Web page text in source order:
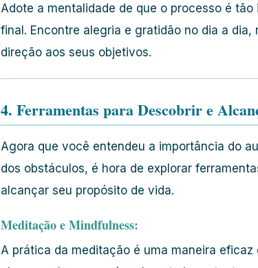
Adote a mentalidade de que o processo é
final. Encontre alegria e gratidão no dia a dia,
direção aos seus objetivos.
4. Ferramentas para Descobrir e
Agora que você entendeu a importância do
dos obstáculos, é hora de explorar
alcançar seu propósito de vida.
Meditação e Mindfulness:
A prática da meditação é uma maneira